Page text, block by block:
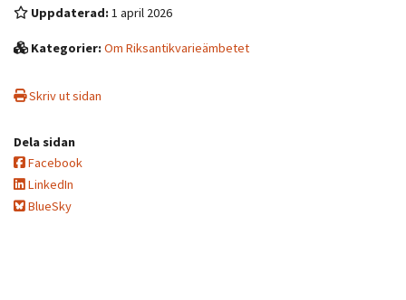
Uppdaterad: 1 april 2026
Kategorier:Om Riksantikvarieämbetet
Skriv ut sidan
Dela sidan
Facebook
LinkedIn
BlueSky